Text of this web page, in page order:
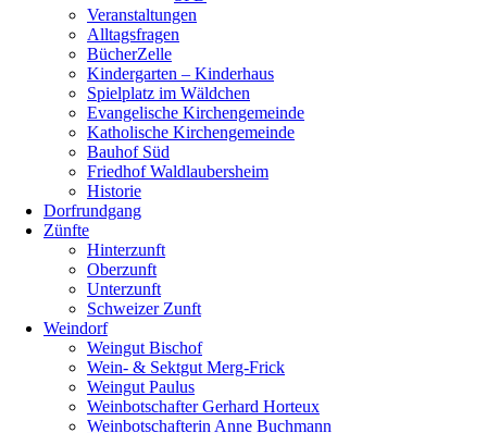
Veranstaltungen
Alltagsfragen
BücherZelle
Kindergarten – Kinderhaus
Spielplatz im Wäldchen
Evangelische Kirchengemeinde
Katholische Kirchengemeinde
Bauhof Süd
Friedhof Waldlaubersheim
Historie
Dorfrundgang
Zünfte
Hinterzunft
Oberzunft
Unterzunft
Schweizer Zunft
Weindorf
Weingut Bischof
Wein- & Sektgut Merg-Frick
Weingut Paulus
Weinbotschafter Gerhard Horteux
Weinbotschafterin Anne Buchmann